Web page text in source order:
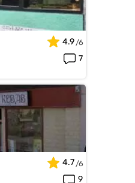
4.9
7
4.7
9